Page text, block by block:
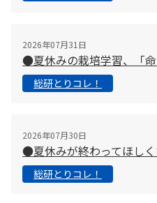
2026年07月31日
●夏休みの栽培学習、「
総研とりコレ！
2026年07月30日
●夏休みが終わってほし
総研とりコレ！